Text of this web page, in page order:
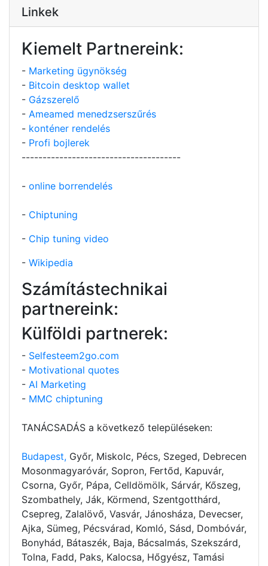
Linkek
Kiemelt Partnereink:
- Marketing ügynökség
- Bitcoin desktop wallet
- Gázszerelő
- Ameamed menedzserszűrés
- konténer rendelés
- Profi bojlerek
--------------------------------------
- online borrendelés
- Chiptuning
- Chip tuning video
- Wikipedia
Számítástechnikai
partnereink:
Külföldi partnerek:
- Selfesteem2go.com
- Motivational quotes
- AI Marketing
- MMC chiptuning
TANÁCSADÁS a következő településeken:
Budapest, Győr, Miskolc, Pécs, Szeged, Debrecen
Mosonmagyaróvár, Sopron, Fertőd, Kapuvár,
Csorna, Győr, Pápa, Celldömölk, Sárvár, Kőszeg,
Szombathely, Ják, Körmend, Szentgotthárd,
Csepreg, Zalalövő, Vasvár, Jánosháza, Devecser,
Ajka, Sümeg, Pécsvárad, Komló, Sásd, Dombóvár,
Bonyhád, Bátaszék, Baja, Bácsalmás, Szekszárd,
Tolna, Fadd, Paks, Kalocsa, Hőgyész, Tamási